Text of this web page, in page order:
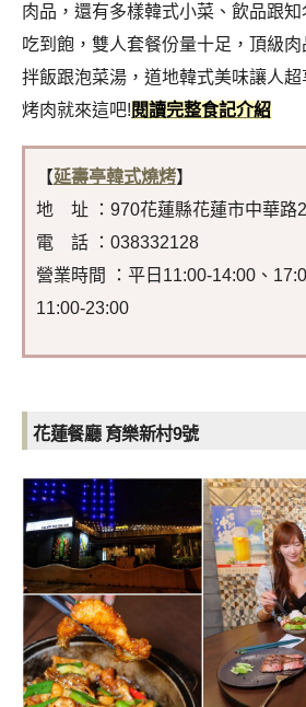
肉品，還有多樣韓式小菜、飲品跟知
吃到飽，雙人套餐份量十足，頂級
拌飯跟泡菜湯，道地韓式美味讓人
烤肉就來這吧! 閱讀完整食記介紹
【延壽亭韓式燒烤】
地 址 ：970花蓮縣花蓮市中華路
電 話 ：038332128
營業時間 ：平日11:00-14:00、
11:00-23:00
花蓮餐廳 育樂新村9號